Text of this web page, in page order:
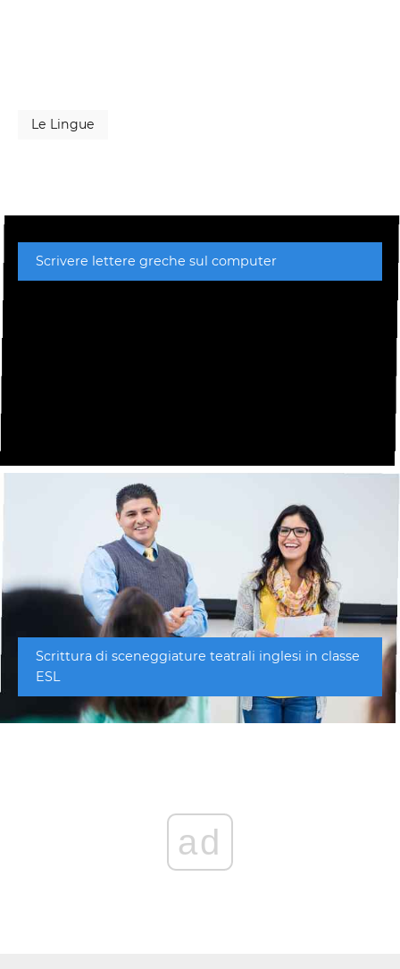
Le Lingue
Scrivere lettere greche sul computer
Scrittura di sceneggiature teatrali inglesi in classe
ESL
ad